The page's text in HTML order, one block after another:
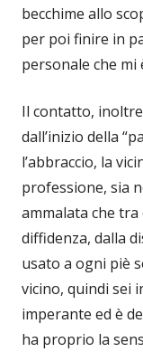
becchime allo
per poi finire in
personale che mi
Il contatto,
dall’inizio della
l’abbraccio, la
professione, sia
ammalata che
diffidenza, dalla
usato a ogni piè
vicino, quindi sei
imperante ed è
ha proprio la